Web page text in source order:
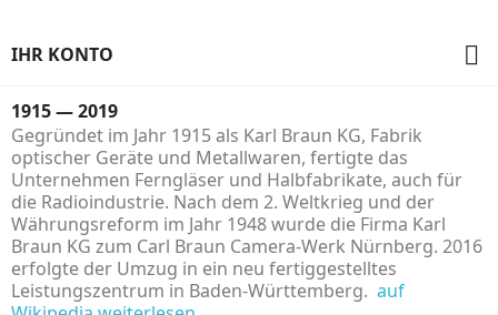
IHR KONTO 
1915 — 2019
Gegründet im Jahr 1915 als Karl Braun KG, Fabrik
optischer Geräte und Metallwaren, fertigte das
Unternehmen Ferngläser und Halbfabrikate, auch für
die Radioindustrie. Nach dem 2. Weltkrieg und der
Währungsreform im Jahr 1948 wurde die Firma Karl
Braun KG zum Carl Braun Camera-Werk Nürnberg. 2016
erfolgte der Umzug in ein neu fertiggestelltes
Leistungszentrum in Baden-Württemberg. auf